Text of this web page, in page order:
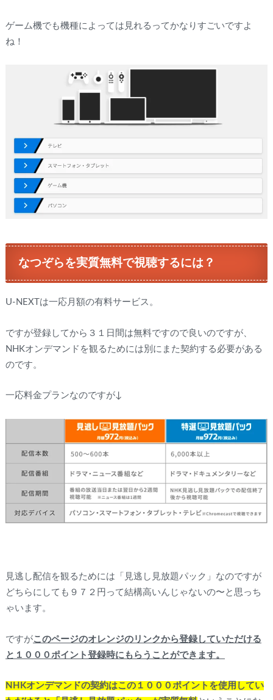
ゲーム機でも機種によっては見れるってかなりすごいですよ
ね！
なつぞらを実質無料で視聴するには？
U-NEXTは一応月額の有料サービス。
ですが登録してから３１日間は無料ですので良いのですが、
NHKオンデマンドを観るためには別にまた契約する必要がある
のです。
一応料金プランなのですが↓
見逃し配信を観るためには「見逃し見放題パック」なのですが
どちらにしても９７２円って結構高いんじゃないの〜と思っち
ゃいます。
ですがこのページのオレンジのリンクから登録していただける
と１０００ポイント登録時にもらうことができます。
NHKオンデマンドの契約はこの１０００ポイントを使用してい